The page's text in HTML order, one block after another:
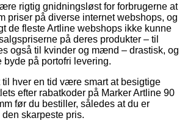
rigtig gnidningsløst for forbrugerne at
priser på diverse internet webshops, og
de fleste Artline webshops ikke kunne
på deres produkter – til
også til kvinder og mænd – drastisk, og
på portofri levering.
til hver en tid være smart at besigtige
efter rabatkoder på Marker Artline 90
før du bestiller, således at du er
skarpeste pris.